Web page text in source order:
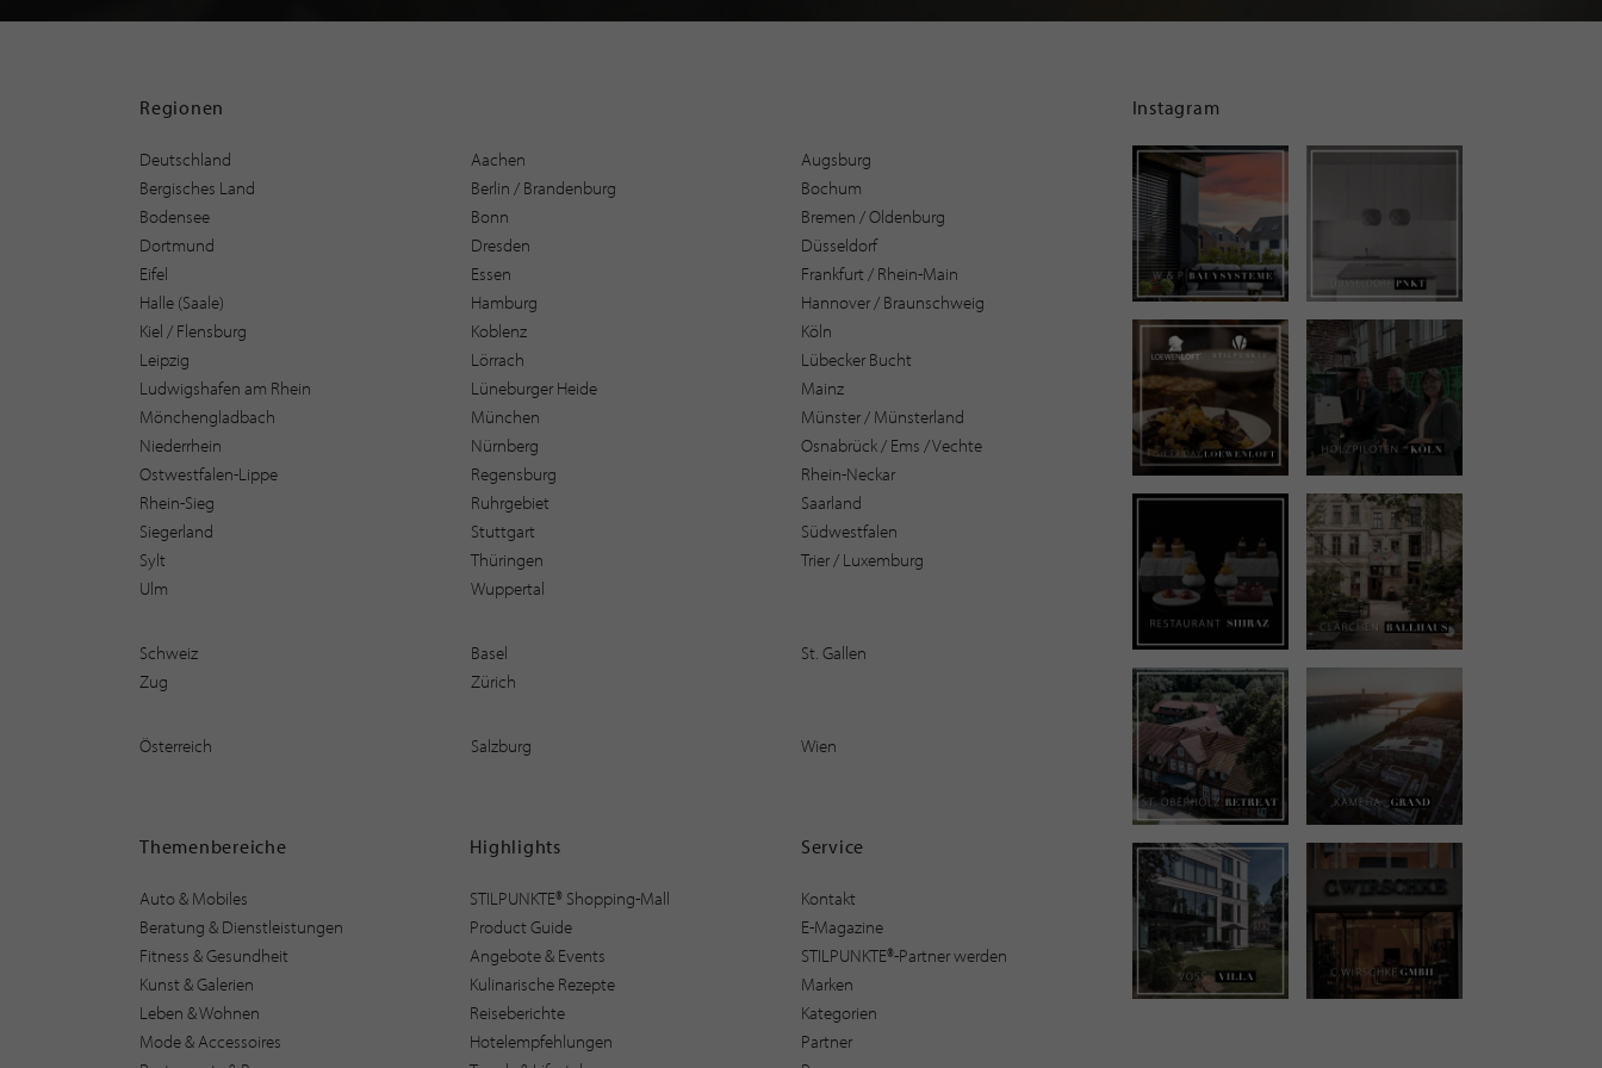
Regionen
Deutschland Aachen
Augsburg
Bergisches Land
Berlin / Brandenburg
Bochum
Bodensee
Bonn
Bremen / Oldenburg
Dortmund
Dresden
Düsseldorf
Eifel
Essen
Frankfurt / Rhein-Main
Halle (Saale)
Hamburg
Hannover / Braunschweig
Kiel / Flensburg
Koblenz
Köln
Leipzig
Lörrach
Lübecker Bucht
Ludwigshafen am Rhein
Lüneburger Heide
Mainz
Mönchengladbach
München
Münster / Münsterland
Niederrhein
Nürnberg
Osnabrück / Ems / Vechte
Ostwestfalen-Lippe
Regensburg
Rhein-Neckar
Rhein-Sieg
Ruhrgebiet
Saarland
Siegerland
Stuttgart
Südwestfalen
Sylt
Thüringen
Trier / Luxemburg
Ulm
Wuppertal
Schweiz Basel
St. Gallen
Zug
Zürich
Österreich Salzburg Wien
Themenbereiche
Auto & Mobiles
Beratung & Dienstleistungen
Fitness & Gesundheit
Kunst & Galerien
Leben & Wohnen
Mode & Accessoires
Highlights
STILPUNKTE® Shopping-Mall
Product Guide
Angebote & Events
Kulinarische Rezepte
Reiseberichte
Hotelempfehlungen
Service
Kontakt
E-Magazine
STILPUNKTE®-Partner werden
Marken
Kategorien
Partner
Instagram